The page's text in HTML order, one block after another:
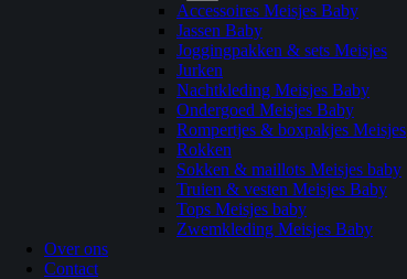
Accessoires Meisjes Baby
Jassen Baby
Joggingpakken & sets Meisjes
Jurken
Nachtkleding Meisjes Baby
Ondergoed Meisjes Baby
Rompertjes & boxpakjes Meisjes
Rokken
Sokken & maillots Meisjes baby
Truien & vesten Meisjes Baby
Tops Meisjes baby
Zwemkleding Meisjes Baby
Over ons
Contact